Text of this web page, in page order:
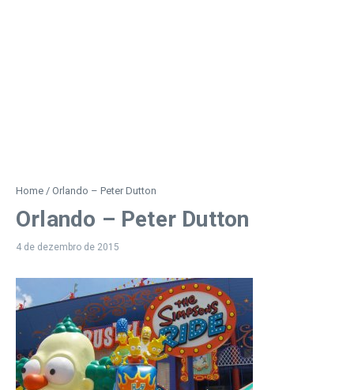
Home / Orlando – Peter Dutton
Orlando – Peter Dutton
4 de dezembro de 2015